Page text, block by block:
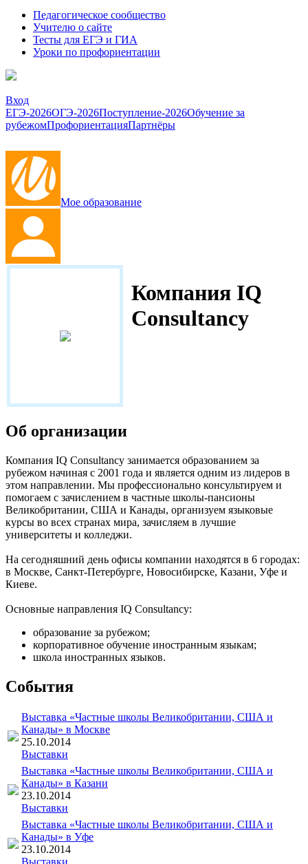
Педагогическое сообщество
Учителю о сайте
Тесты для ЕГЭ и ГИА
Уроки по профориентации
Вход
ЕГЭ-2026ОГЭ-2026Поступление-2026Обучение за
рубежомПрофориентацияПартнёры
Мое образование
Компания IQ
Consultancy
Об организации
Компания IQ Consultancy занимается образованием за
рубежом начиная с 2001 года и является одним из лидеров в
этом направлении. Мы профессионально консультируем и
помогаем с зачислением в частные школы-пансионы
Великобритании, США и Канады, организуем языковые
курсы во всех странах мира, зачисляем в лучшие
университеты и колледжи.
На сегодняшний день офисы компании находятся в 6 городах:
в Москве, Санкт-Петербурге, Новосибирске, Казани, Уфе и
Киеве.
Основные направления IQ Consultancy:
образование за рубежом;
корпоративное обучение иностранным языкам;
школа иностранных языков.
События
Выставка «Частные школы Великобритании, США и
Канады» в Москве
25.10.2014
Выставки
Выставка «Частные школы Великобритании, США и
Канады» в Казани
23.10.2014
Выставки
Выставка «Частные школы Великобритании, США и
Канады» в Уфе
23.10.2014